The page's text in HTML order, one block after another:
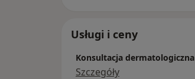
Usługi i ceny
Konsultacja dermatologiczna
Szczegóły